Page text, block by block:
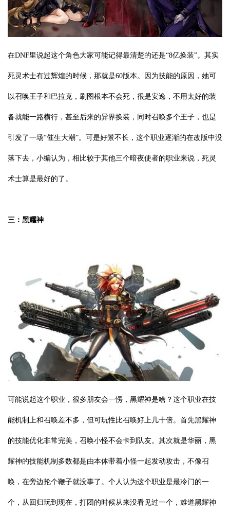
在DNF里说起这个角色大家可能记得最清楚的还是“8亿换装”。其实
死灵术士有过辉煌的时候，那就是60版本。因为技能的原因，她可
以召唤王子和巴拉克，刷图根本不会死，很是安逸，不用太好的装
备就能一路横行，甚至后来的异界换装，同时召唤多个王子，也是
引发了一场“催生大潮”。可是好景不长，这个职业逐渐的在改版中没
落下去，小编认为，相比较于其他三个暗夜使者的职业来说，死灵
术士算是最好的了。
三：黑耀神
可能说起这个职业，很多朋友会一愣，黑耀神是啥？这个职业在技
能机制上和召唤差不多，但可玩性比召唤好上几十倍。首先黑耀神
的技能优化非常完美，召唤小怪不会卡到队友。其次就是华丽，黑
耀神的技能机制多数都是由本体带着小怪一起发动攻击，不像召
唤，在旁边抡个鞭子就没事了。个人认为这个职业是最冷门的一
个，从回归玩到现在，打团的时候从来没看见过一个，难道黑耀神